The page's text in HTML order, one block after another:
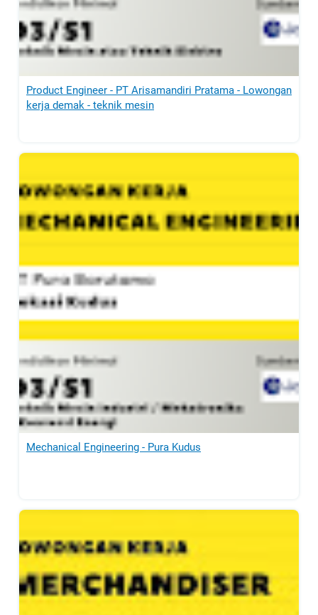
Product Engineer - PT Arisamandiri Pratama - Lowongan
kerja demak - teknik mesin
Mechanical Engineering - Pura Kudus